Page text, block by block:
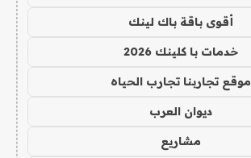
أقوى باقة باك لينك
خدمات با كلينك 2026
موقع تجاربنا تجارب الحياه
ديوان العرب
مشاريع